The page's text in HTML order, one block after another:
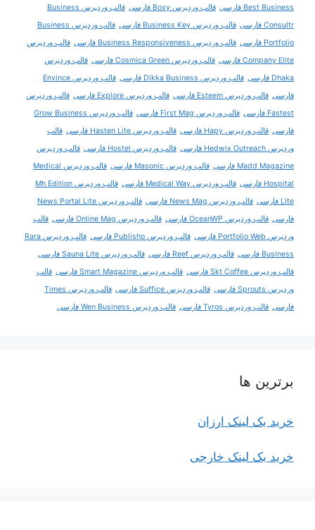
Best Business فارسی
قالب وردپرس Boxy فارسی
قالب وردپرس Business
Consultr فارسی
قالب وردپرس Business Key فارسی
قالب وردپرس Business
Portfolio فارسی
قالب وردپرس Business Responsiveness فارسی
قالب وردپرس
Company Elite فارسی
قالب وردپرس Cosmica Green فارسی
قالب وردپرس
Dhaka فارسی
قالب وردپرس Dikka Business فارسی
قالب وردپرس Envince
فارسی قالب وردپرس Esteem فارسی قالب وردپرس Explore فارسی
قالب وردپرس
Fastest فارسی
قالب وردپرس First Mag فارسی
قالب وردپرس Grow Business
فارسی قالب وردپرس Hapy فارسی قالب وردپرس Hasten Lite فارسی
قالب
وردپرس Hedwix Outreach فارسی
قالب وردپرس Hostel فارسی
قالب وردپرس
Madd Magazine فارسی
قالب وردپرس Masonic فارسی
قالب وردپرس Medical
Hospital فارسی
قالب وردپرس Medical Way فارسی
قالب وردپرس Mh Edition
Lite فارسی
قالب وردپرس News Mag فارسی
قالب وردپرس News Portal Lite
فارسی قالب وردپرس OceanWP فارسی قالب وردپرس Online Mag فارسی
قالب
وردپرس Portfolio Web فارسی
قالب وردپرس Publisho فارسی
قالب وردپرس Rara
Business فارسی
قالب وردپرس Reef فارسی
قالب وردپرس Sauna Lite فارسی
قالب وردپرس Skt Coffee فارسی
قالب وردپرس Smart Magazine فارسی
قالب
وردپرس Sprouts فارسی
قالب وردپرس Suffice فارسی
قالب وردپرس Times
فارسی قالب وردپرس Tyros فارسی قالب وردپرس Wen Business فارسی
برترین ها
خرید بک لینک ارزان
خرید بک لینک خارجی